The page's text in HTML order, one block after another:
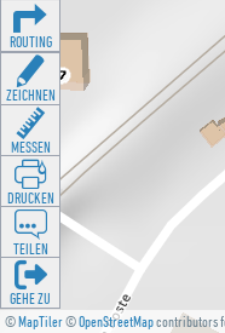
©MapTiler©OpenStreetMapcontributors
ROUTING
ZEICHNEN
MESSEN
DRUCKEN
TEILEN
GEHE ZU